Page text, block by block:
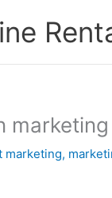
marketing,